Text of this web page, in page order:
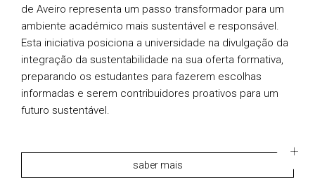
de Aveiro representa um passo transformador para um
ambiente académico mais sustentável e responsável.
Esta iniciativa posiciona a universidade na divulgação da
integração da sustentabilidade na sua oferta formativa,
preparando os estudantes para fazerem escolhas
informadas e serem contribuidores proativos para um
futuro sustentável.
saber mais